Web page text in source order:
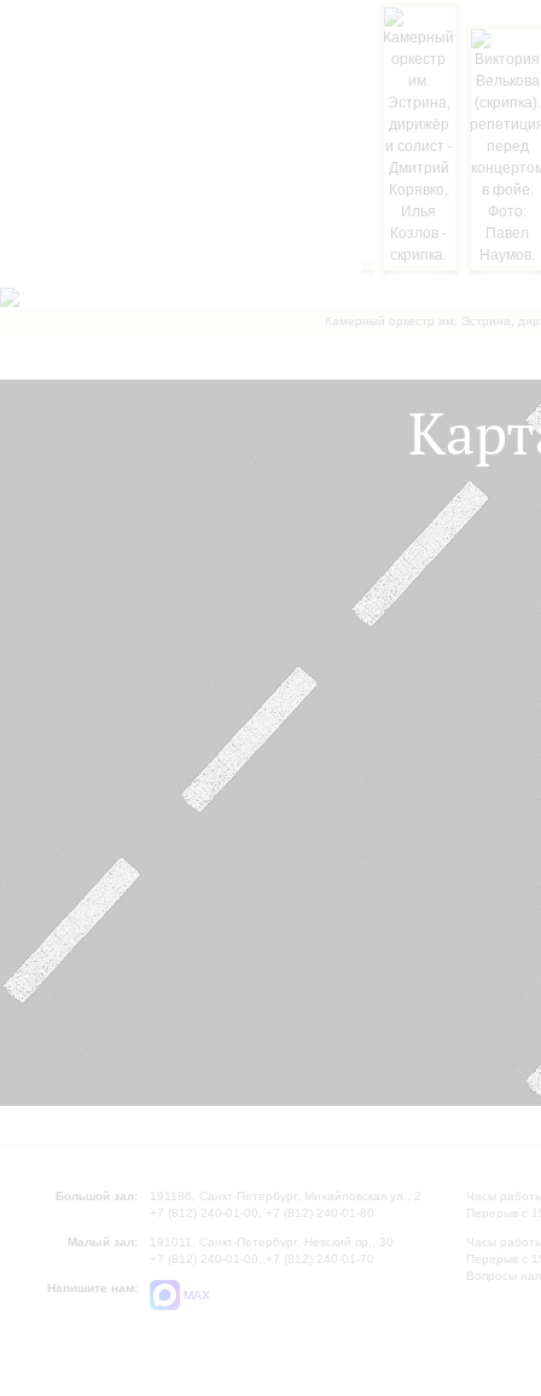
Камерный оркестр им. Эстрина,
Большой зал:
191186, Санкт-Петербург, Михайловская ул., 2
+7 (812) 240-01-00, +7 (812) 240-01-80
Малый зал:
191011, Санкт-Петербург, Невский пр., 30
+7 (812) 240-01-00, +7 (812) 240-01-70
Напишите нам:
MAX
Часы
Перерыв с
Часы
Перерыв с
Вопросы